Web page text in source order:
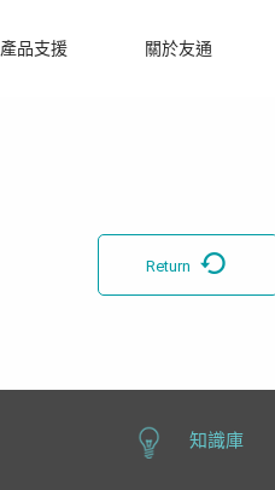
產品支援 關於友通
Return
知識庫